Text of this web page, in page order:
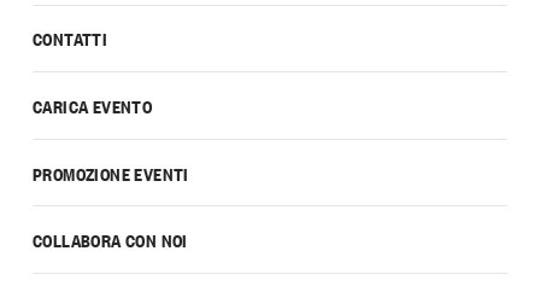
CONTATTI
CARICA EVENTO
PROMOZIONE EVENTI
COLLABORA CON NOI